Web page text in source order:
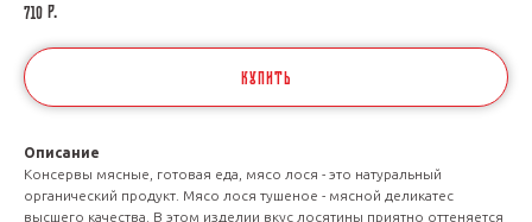
710 р.
КУПИТЬ
Описание
Консервы мясные, готовая еда, мясо лося - это натуральный
органический продукт. Мясо лося тушеное - мясной деликатес
высшего качества. В этом изделии вкус лосятины приятно оттеняется